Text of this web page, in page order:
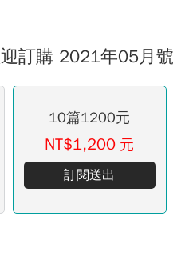
訂購 2021年05月號
10篇1200元
NT$1,200 元
訂閱送出